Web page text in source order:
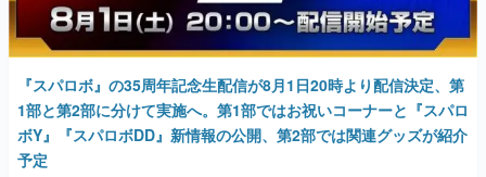
電ファミニコゲーマーとは？
運営：株式会社マレ
『スパロボ』の35周年記念生配信が8月1日20時より配信決定、第
1部と第2部に分けて実施へ。第1部ではお祝いコーナーと『スパロ
ボY』『スパロボDD』新情報の公開、第2部では関連グッズが紹介
予定